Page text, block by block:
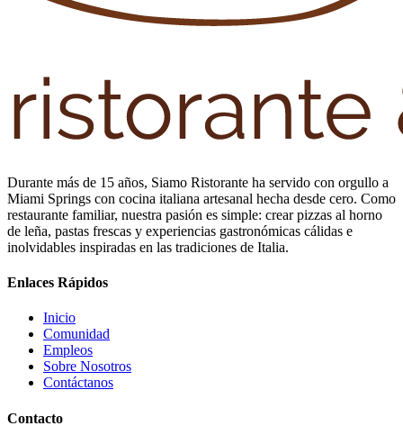
Durante más de 15 años, Siamo Ristorante ha servido con orgullo a
Miami Springs con cocina italiana artesanal hecha desde cero. Como
restaurante familiar, nuestra pasión es simple: crear pizzas al horno
de leña, pastas frescas y experiencias gastronómicas cálidas e
inolvidables inspiradas en las tradiciones de Italia.
Enlaces Rápidos
Inicio
Comunidad
Empleos
Sobre Nosotros
Contáctanos
Contacto